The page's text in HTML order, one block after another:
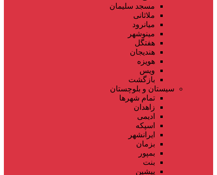
مسجد سلیمان
ملاثانی
میانرود
مینوشهر
هفتگل
هندیجان
هویزه
ویس
بازگشت
سیستان و بلوچستان
تمام شهر‌ها
زاهدان
ادیمی
اسپکه
ایرانشهر
بزمان
بمپور
بنت
پیشین